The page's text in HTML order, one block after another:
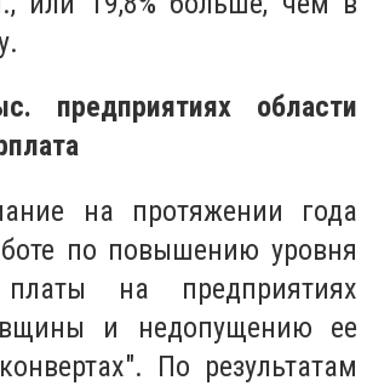
предприятиях области
на протяжении года
по повышению уровня
платы на предприятиях
и недопущению ее
По результатам